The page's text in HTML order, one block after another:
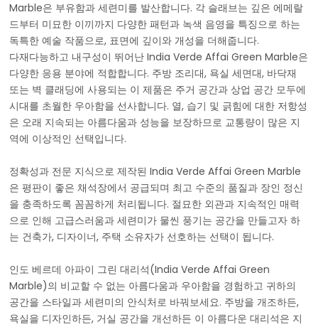
Marble은 부유함과 세련미를 발산합니다. 각 슬래브는 깊은 에메랄
드부터 미묘한 이끼까지 다양한 패턴과 녹색 음영을 특징으로 하는
독특한 예술 작품으로, 표면에 깊이와 개성을 더해줍니다.
다재다능하고 내구성이 뛰어난 India Verde Affai Green Marble은
다양한 응용 분야에 적합합니다. 주방 조리대, 욕실 세면대, 바닥재
또는 벽 클래딩에 사용되는 이 제품은 주거 공간과 상업 공간 모두에
시대를 초월한 우아함을 선사합니다. 열, 습기 및 긁힘에 대한 저항성
은 오래 지속되는 아름다움과 성능을 보장하므로 교통량이 많은 지
역에 이상적인 선택입니다.
정확성과 전문 지식으로 제작된 India Verde Affai Green Marble
은 평판이 좋은 채석장에서 공급되며 최고 수준의 품질과 장인 정신
을 충족하도록 꼼꼼하게 처리됩니다. 절묘한 외관과 지속적인 매력
으로 인해 고급스러움과 세련미가 물씬 풍기는 공간을 만들고자 하
는 건축가, 디자이너, 주택 소유자가 선호하는 선택이 됩니다.
인도 베르데 아파이 그린 대리석(India Verde Affai Green
Marble)의 비교할 수 없는 아름다움과 우아함을 경험하고 귀하의
공간을 스타일과 세련미의 안식처로 바꿔보세요. 주방을 개조하든,
욕실을 디자인하든, 거실 공간을 개선하든 이 아름다운 대리석은 지